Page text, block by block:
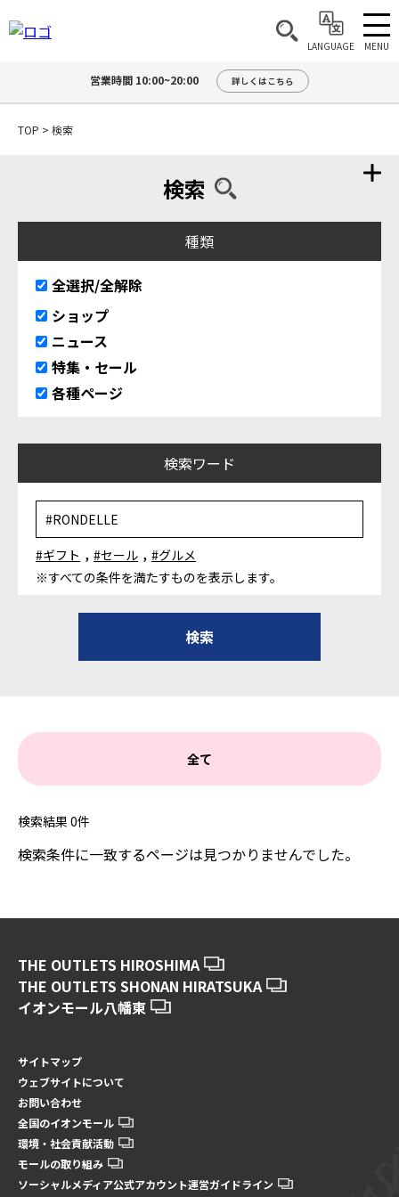
LANGUAGE MENU
営業時間 10:00~20:00 詳しくはこちら
TOP > 検索
検索
種類
全選択/全解除
ショップ
ニュース
特集・セール
各種ページ
検索ワード
#ギフト , #セール , #グルメ
※すべての条件を満たすものを表示します。
全て
検索結果 0件
検索条件に一致するページは見つかりませんでした。
THE OUTLETS HIROSHIMA
THE OUTLETS SHONAN HIRATSUKA
イオンモール八幡東
サイトマップ
ウェブサイトについて
お問い合わせ
全国のイオンモール
環境・社会貢献活動
モールの取り組み
ソーシャルメディア公式アカウント運営ガイドライン